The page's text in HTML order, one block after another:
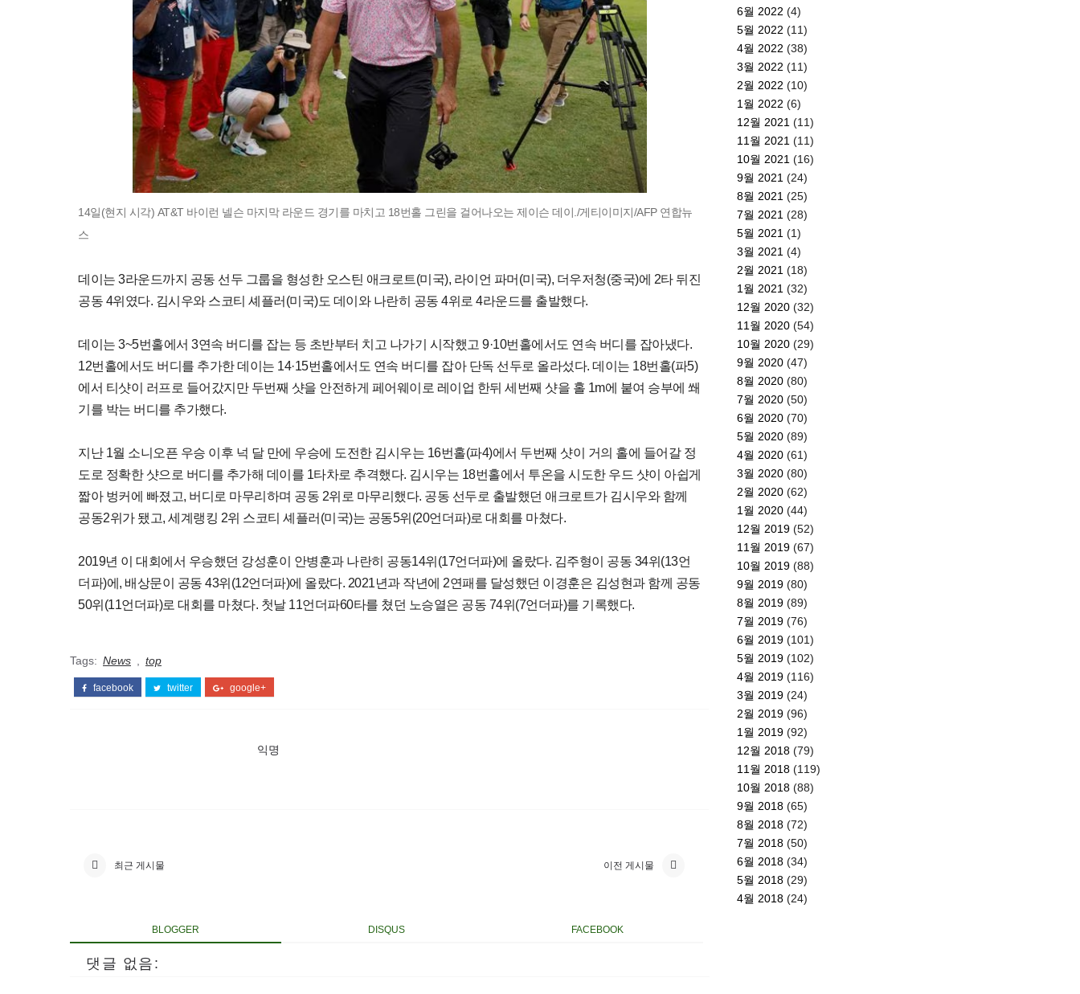
14일(현지 시각) AT&T 바이런 넬슨 마지막 라운드 경기를 마치고 18번홀 그린을 걸어나오는 제이슨 데이./게티이미지/AFP 연합뉴
스
데이는 3라운드까지 공동 선두 그룹을 형성한 오스틴 애크로트(미국), 라이언 파머(미국), 더우저청(중국)에 2타 뒤진
공동 4위였다. 김시우와 스코티 셰플러(미국)도 데이와 나란히 공동 4위로 4라운드를 출발했다.
데이는 3~5번홀에서 3연속 버디를 잡는 등 초반부터 치고 나가기 시작했고 9·10번홀에서도 연속 버디를 잡아냈다.
12번홀에서도 버디를 추가한 데이는 14·15번홀에서도 연속 버디를 잡아 단독 선두로 올라섰다. 데이는 18번홀(파5)
에서 티샷이 러프로 들어갔지만 두번째 샷을 안전하게 페어웨이로 레이업 한뒤 세번째 샷을 홀 1m에 붙여 승부에 쐐
기를 박는 버디를 추가했다.
지난 1월 소니오픈 우승 이후 넉 달 만에 우승에 도전한 김시우는 16번홀(파4)에서 두번째 샷이 거의 홀에 들어갈 정
도로 정확한 샷으로 버디를 추가해 데이를 1타차로 추격했다. 김시우는 18번홀에서 투온을 시도한 우드 샷이 아쉽게
짧아 벙커에 빠졌고, 버디로 마무리하며 공동 2위로 마무리했다. 공동 선두로 출발했던 애크로트가 김시우와 함께
공동2위가 됐고, 세계랭킹 2위 스코티 셰플러(미국)는 공동5위(20언더파)로 대회를 마쳤다.
2019년 이 대회에서 우승했던 강성훈이 안병훈과 나란히 공동14위(17언더파)에 올랐다. 김주형이 공동 34위(13언
더파)에, 배상문이 공동 43위(12언더파)에 올랐다. 2021년과 작년에 2연패를 달성했던 이경훈은 김성현과 함께 공동
50위(11언더파)로 대회를 마쳤다. 첫날 11언더파60타를 쳤던 노승열은 공동 74위(7언더파)를 기록했다.
Tags: News top
facebook twitter google+
익명
최근 게시물 이전 게시물
BLOGGER DISQUS FACEBOOK
댓글 없음:
6월 2022 (4)
5월 2022 (11)
4월 2022 (38)
3월 2022 (11)
2월 2022 (10)
1월 2022 (6)
12월 2021 (11)
11월 2021 (11)
10월 2021 (16)
9월 2021 (24)
8월 2021 (25)
7월 2021 (28)
5월 2021 (1)
3월 2021 (4)
2월 2021 (18)
1월 2021 (32)
12월 2020 (32)
11월 2020 (54)
10월 2020 (29)
9월 2020 (47)
8월 2020 (80)
7월 2020 (50)
6월 2020 (70)
5월 2020 (89)
4월 2020 (61)
3월 2020 (80)
2월 2020 (62)
1월 2020 (44)
12월 2019 (52)
11월 2019 (67)
10월 2019 (88)
9월 2019 (80)
8월 2019 (89)
7월 2019 (76)
6월 2019 (101)
5월 2019 (102)
4월 2019 (116)
3월 2019 (24)
2월 2019 (96)
1월 2019 (92)
12월 2018 (79)
11월 2018 (119)
10월 2018 (88)
9월 2018 (65)
8월 2018 (72)
7월 2018 (50)
6월 2018 (34)
5월 2018 (29)
4월 2018 (24)